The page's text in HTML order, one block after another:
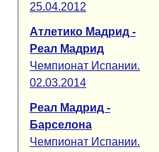
25.04.2012
Атлетико Мадрид -
Реал Мадрид
Чемпионат Испании.
02.03.2014
Реал Мадрид -
Барселона
Чемпионат Испании.